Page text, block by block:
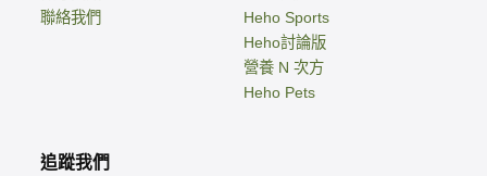
聯絡我們
Heho Sports
Heho討論版
營養 N 次方
Heho Pets
追蹤我們